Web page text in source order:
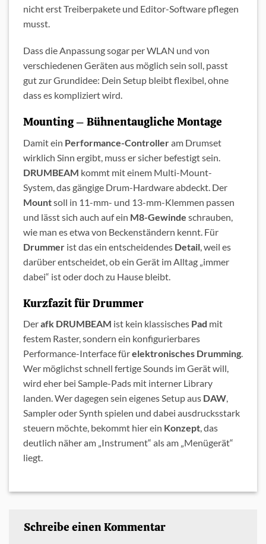
nicht erst Treiberpakete und Editor-Software pflegen
musst.
Dass die Anpassung sogar per WLAN und von
verschiedenen Geräten aus möglich sein soll, passt
gut zur Grundidee: Dein Setup bleibt flexibel, ohne
dass es kompliziert wird.
Mounting – Bühnentaugliche Montage
Damit ein Performance-Controlleram Drumset
wirklich Sinn ergibt, muss er sicher befestigt sein.
DRUMBEAM kommt mit einem Multi-Mount-
System, das gängige Drum-Hardware abdeckt. Der
Mountsoll in 11-mm- und 13-mm-Klemmen passen
und lässt sich auch auf ein M8-Gewinde schrauben,
wie man es etwa von Beckenständern kennt. Für
Drummer ist das ein entscheidendes Detail , weil es
darüber entscheidet, ob ein Gerät im Alltag „immer
dabei“ ist oder doch zu Hause bleibt.
Kurzfazit für Drummer
Derafk DRUMBEAM ist kein klassisches Pad mit
festem Raster, sondern ein konfigurierbares
Performance-Interface fürelektronisches Drumming.
Wer möglichst schnell fertige Sounds im Gerät will,
wird eher bei Sample-Pads mit interner Library
landen. Wer dagegen sein eigenes Setup aus DAW,
Sampler oder Synth spielen und dabei ausdrucksstark
steuern möchte, bekommt hier ein Konzept, das
deutlich näher am „Instrument“ als am „Menügerät“
liegt.
Schreibe einen Kommentar